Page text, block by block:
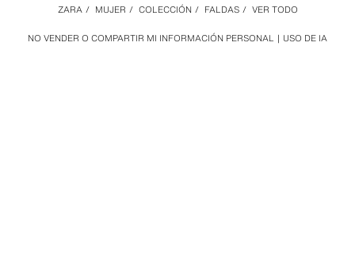
NO VENDER O COMPARTIR MI INFORMACIÓN PERSONAL USO DE IA
ZARA / MUJER / COLECCIÓN / FALDAS / VER TODO